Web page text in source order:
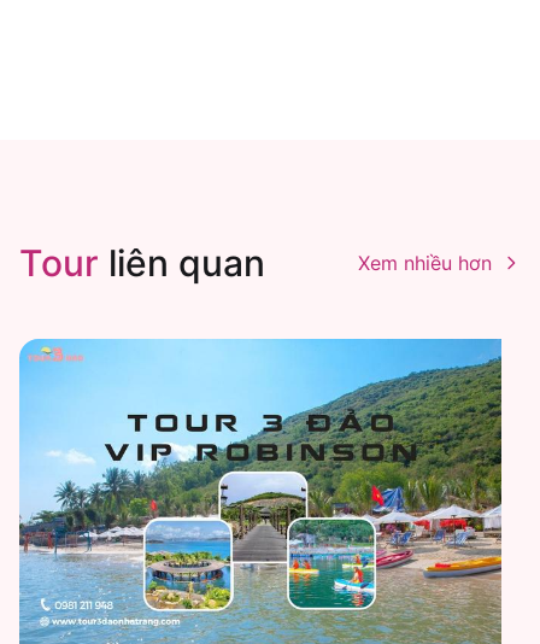
Tour liên quan Xem nhiều hơn